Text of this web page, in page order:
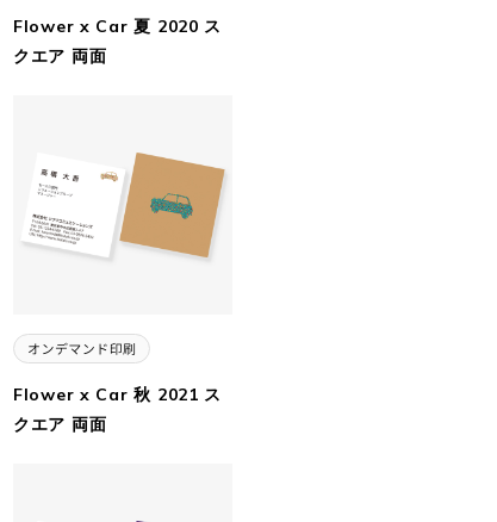
Flower x Car 夏 2020 ス
クエア 両面
Flower x Car 秋 2021 ス
クエア 両面